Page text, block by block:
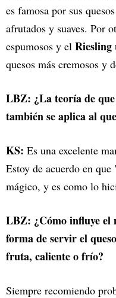
es famosa por sus
afrutados y suaves. Por
espumosos y el Riesling
quesos más cremosos y
LBZ: ¿La teoría de
también se aplica al
KS: Es una excelente
Estoy de acuerdo en
mágico, y es como lo
LBZ: ¿Cómo influye el
forma de servir el
fruta, caliente o frío?
Siempre recomiendo